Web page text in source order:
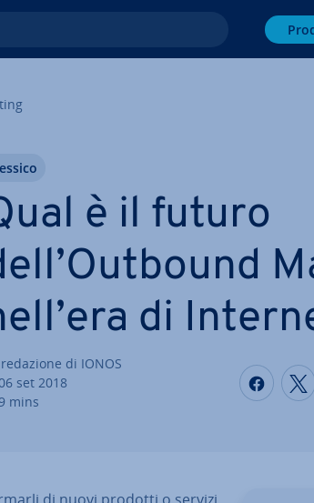
è il futuro
di
di IONOS
set 2018
9 mins